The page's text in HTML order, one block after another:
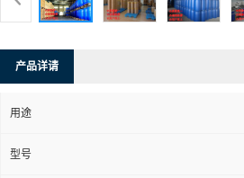
产品详请
用途
型号